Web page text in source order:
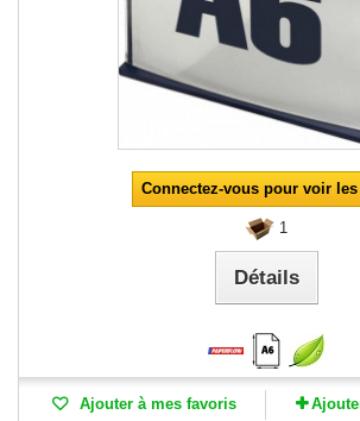
Connectez-vous pour voir
1
Détails
Ajouter à mes favoris